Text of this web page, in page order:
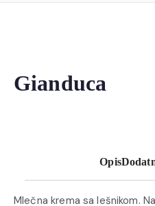
Gianduca
Opis
Mlečna krema sa lešnikom.